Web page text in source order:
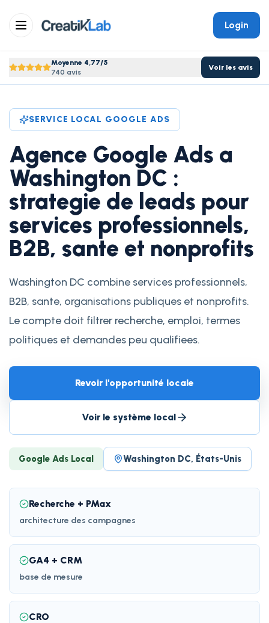
Login
Moyenne 4,77/5
740 avis
Voir les avis
SERVICE LOCAL GOOGLE ADS
Agence Google Ads a
Washington DC :
strategie de leads pour
services professionnels,
B2B, sante et nonprofits
Washington DC combine services professionnels,
B2B, sante, organisations publiques et nonprofits.
Le compte doit filtrer recherche, emploi, termes
politiques et demandes peu qualifiees.
Revoir l'opportunité locale
Voir le système local
Google Ads Local Washington DC, États-Unis
Recherche + PMax
architecture des campagnes
GA4 + CRM
base de mesure
CRO